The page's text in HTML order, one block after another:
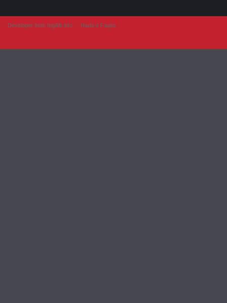
Developer from IngAlb.info Harta e Faqes